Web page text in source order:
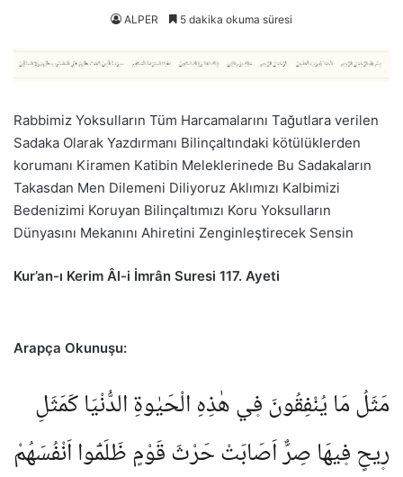
ALPER 5 dakika okuma süresi
Rabbimiz Yoksulların Tüm Harcamalarını Tağutlara verilen
Sadaka Olarak Yazdırmanı Bilinçaltındaki kötülüklerden
korumanı Kiramen Katibin Meleklerinede Bu Sadakaların
Takasdan Men Dilemeni Diliyoruz Aklımızı Kalbimizi
Bedenizimi Koruyan Bilinçaltımızı Koru Yoksulların
Dünyasını Mekanını Ahiretini Zenginleştirecek Sensin
Kur’an-ı Kerim Âl-i İmrân Suresi 117. Ayeti
Arapça Okunuşu:
مَثَلُ مَا يُنْفِقُونَ ف۪ي هٰذِهِ الْحَيٰوةِ الدُّنْيَا كَمَثَلِ
ر۪يحٍ ف۪يهَا صِرٌّ اَصَابَتْ حَرْثَ قَوْمٍ ظَلَمُٓوا اَنْفُسَهُمْ